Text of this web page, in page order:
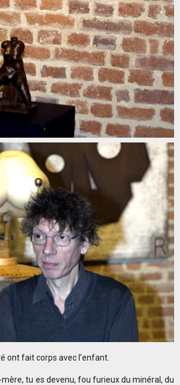
ont fait corps avec l’enfant.
tu es devenu, fou furieux du minéral, du